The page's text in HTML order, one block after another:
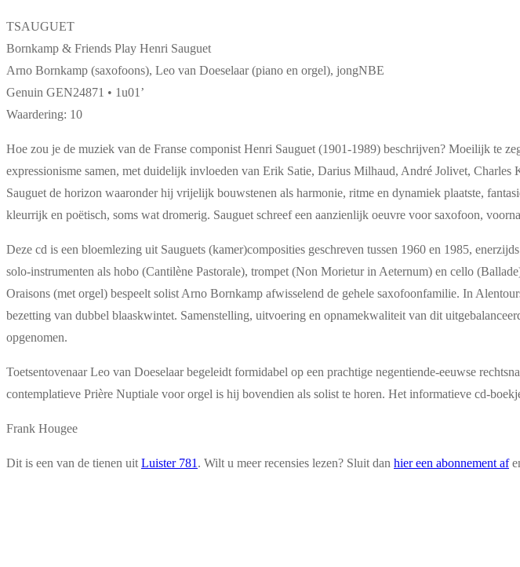
TSAUGUET
Bornkamp & Friends Play Henri Sauguet
Arno Bornkamp (saxofoons), Leo van Doeselaar (piano en orgel), jongNBE
Genuin GEN24871 • 1u01’
Waardering: 10
Hoe zou je de muziek van de Franse componist Henri Sauguet (1901-1989) beschrijven? Moeilijk te
expressionisme samen, met duidelijk invloeden van Erik Satie, Darius Milhaud, André Jolivet,
Sauguet de horizon waaronder hij vrijelijk bouwstenen als harmonie, ritme en dynamiek plaatste,
kleurrijk en poëtisch, soms wat dromerig. Sauguet schreef een aanzienlijk oeuvre voor saxofoon,
Deze cd is een bloemlezing uit Sauguets (kamer)composities geschreven tussen 1960 en 1985,
solo-instrumenten als hobo (Cantilène Pastorale), trompet (Non Morietur in Aeternum) en cello
Oraisons (met orgel) bespeelt solist Arno Bornkamp afwisselend de gehele saxofoonfamilie. In
bezetting van dubbel blaaskwintet. Samenstelling, uitvoering en opnamekwaliteit van dit
opgenomen.
Toetsentovenaar Leo van Doeselaar begeleidt formidabel op een prachtige negentiende-eeuwse
contemplatieve Prière Nuptiale voor orgel is hij bovendien als solist te horen. Het informatieve cd-
Frank Hougee
Dit is een van de tienen uit Luister 781 . Wilt u meer recensies lezen? Sluit dan hier een abonnement af